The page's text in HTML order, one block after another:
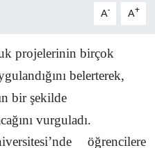
A- A+
projelerinin birçok
belerterek,
bir şekilde
vurguladı.
öğrencilere